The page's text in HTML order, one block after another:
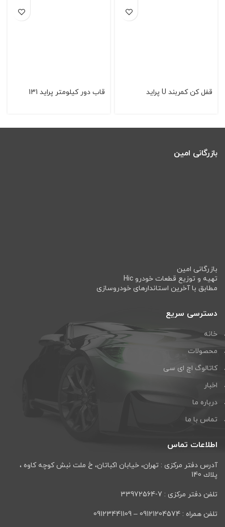
قفل كن كمربند U پراید قاب دور كیلومتر پراید 131
بازرگانی امین
بازرگانی امین
تهیه و توزیع قطعات خودرو Hic
مطابق با آخرین استاندارهای خودروسازی
دسترسی سریع
خانه
محصولات
کاتالوگ اچ ای سی
اخبار
درباره ما
تماس با ما
اطلاعات تماس
آدرس دفتر مرکزی : تهران، خيابان اكباتان، خ ملت نبش كوچه كاوه ،
پلاك 140
تلفن دفتر مرکزی : 7-33972564
تلفن همراه : 09121204574 – 09123441109